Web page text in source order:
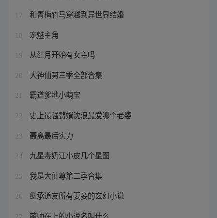
17 和青梅竹马穿越到异世界结婚
18 宠魅主角
19 从红月开始有女主吗
20 大神仙第三季全部合集
21 霸道爹地小萌宝
22 史上最强赘婿沈浪最爱哪个老婆
23 聂离最后实力
24 九星毒奶江小皮几个星图
25 我是大仙尊第二季合集
26 继承道友所有妻妾的玄幻小说
27 萌师在上的小说名叫什么